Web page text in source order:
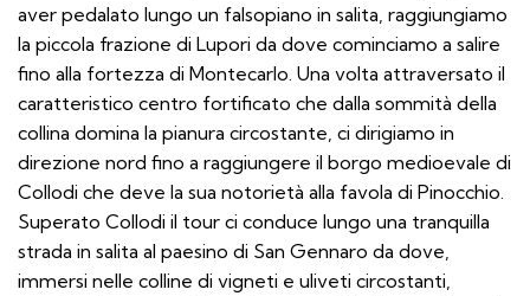
aver pedalato lungo un falsopiano in salita, raggiungiamo
la piccola frazione di Lupori da dove cominciamo a salire
fino alla fortezza di Montecarlo. Una volta attraversato il
caratteristico centro fortificato che dalla sommità della
collina domina la pianura circostante, ci dirigiamo in
direzione nord fino a raggiungere il borgo medioevale di
Collodi che deve la sua notorietà alla favola di Pinocchio.
Superato Collodi il tour ci conduce lungo una tranquilla
strada in salita al paesino di San Gennaro da dove,
immersi nelle colline di vigneti e uliveti circostanti,